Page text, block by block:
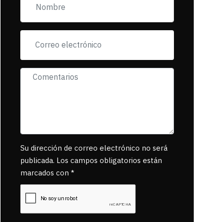
exigiendo al asesino
se reponsanbilice
Su dirección de correo electrónico no será
publicada. Los campos obligatorios están
marcados con *